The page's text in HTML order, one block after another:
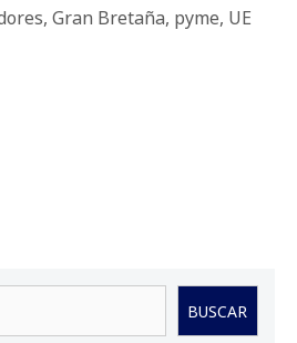
, Gran Bretaña, pyme, UE
BUSCAR